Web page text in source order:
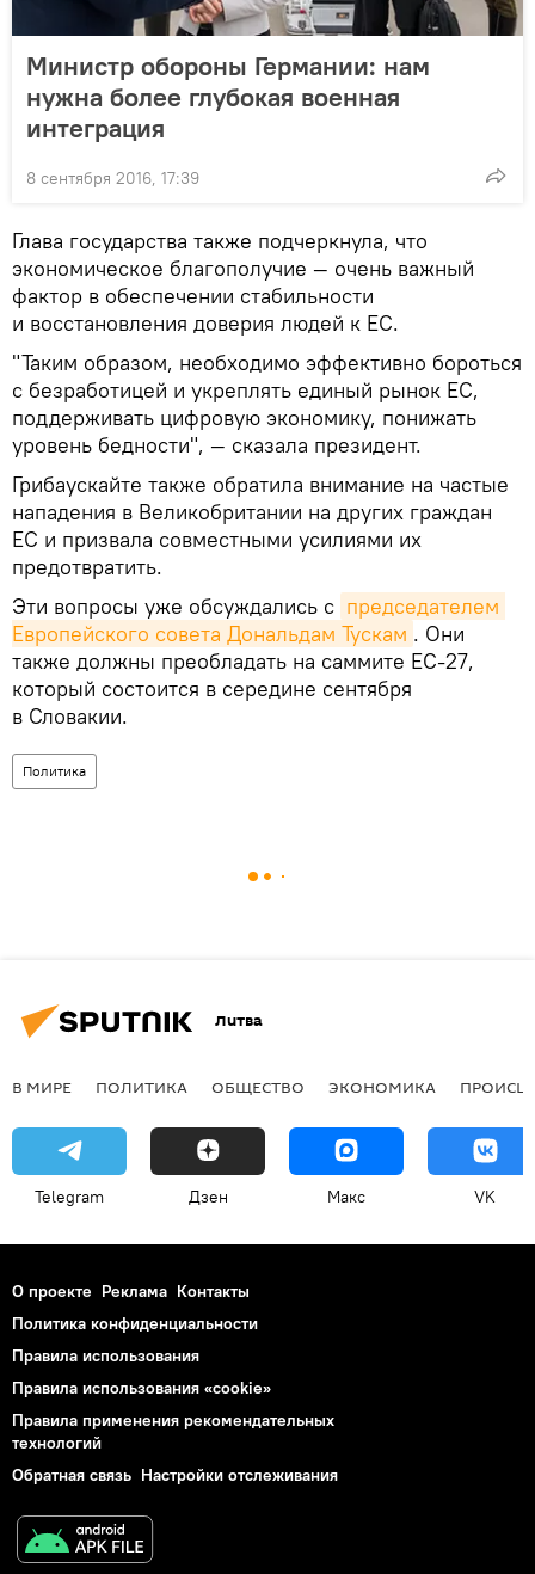
Министр обороны Германии: нам
нужна более глубокая военная
интеграция
8 сентября 2016, 17:39
Глава государства также подчеркнула, что
экономическое благополучие — очень важный
фактор в обеспечении стабильности
и восстановления доверия людей к ЕС.
"Таким образом, необходимо эффективно бороться
с безработицей и укреплять единый рынок ЕС,
поддерживать цифровую экономику, понижать
уровень бедности", — сказала президент.
Грибаускайте также обратила внимание на частые
нападения в Великобритании на других граждан
ЕС и призвала совместными усилиями их
предотвратить.
Эти вопросы уже обсуждались с председателем
Европейского совета Дональдам Тускам . Они
также должны преобладать на саммите ЕС-27,
который состоится в середине сентября
в Словакии.
Политика
Литва
В МИРЕ ПОЛИТИКА ОБЩЕСТВО ЭКОНОМИКА
Telegram Дзен Макс VK
О проекте Реклама Контакты
Политика конфиденциальности
Правила использования
Правила использования «cookie»
Правила применения рекомендательных
технологий
Обратная связь Настройки отслеживания